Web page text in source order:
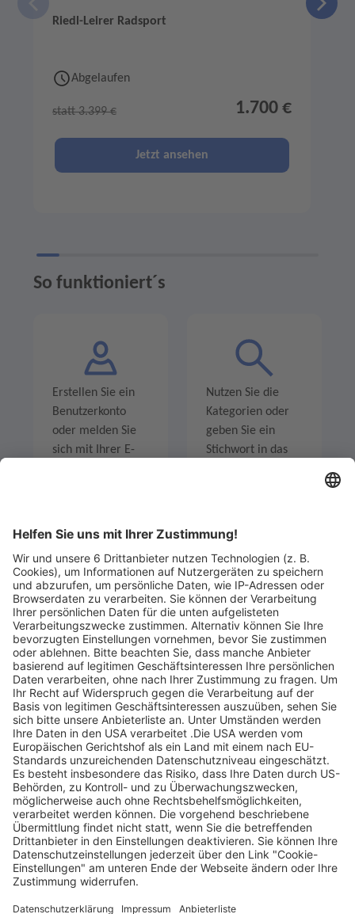
Riedl-Leirer Radsport
Abgelaufen
statt 3.399 € 1.700 €
Jetzt ansehen
So funktioniert´s
Erstellen Sie ein
Benutzerkonto
oder melden Sie
sich mit Ihrer E-
Nutzen Sie die
Kategorien oder
geben Sie ein
Stichwort in das
Legen Sie zum
Mitbieten eine
Höchstgrenze für
Ihr Gebot fest. Ein
automatischer
Bietagent bietet
für Sie bis zum
Höchstgebot.
Sind Sie am Ende
der
Höchstbietende,
werden Sie per E-
Mail informiert
und erhalten nach
Zahlungseingang
ein Zertifikat zum
Einlösen des
Angebots.